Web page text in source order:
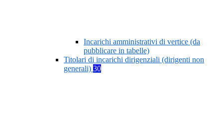
Incarichi amministrativi di vertice (da
pubblicare in tabelle)
Titolari di incarichi dirigenziali (dirigenti non
generali) 30